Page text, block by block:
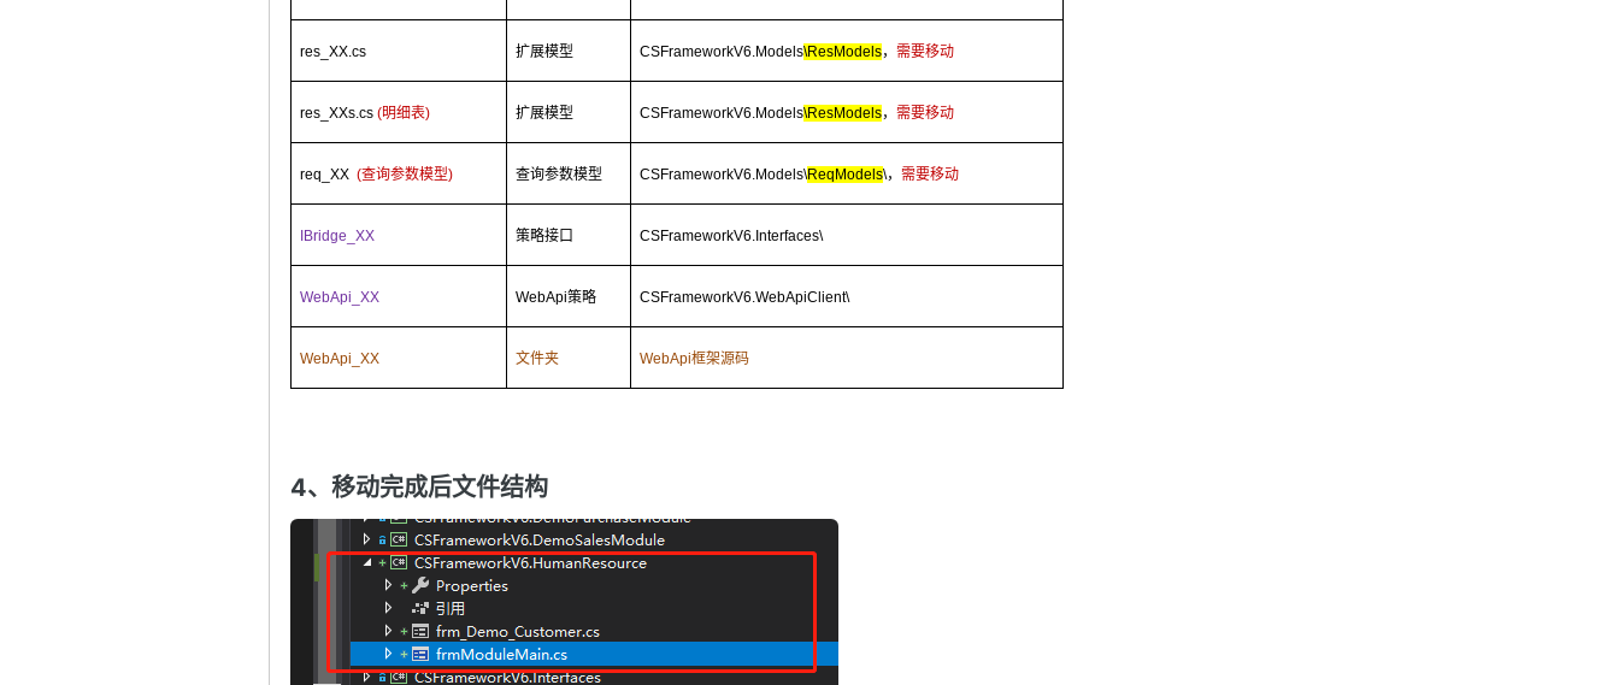
res_XX.cs 扩展模型 CSFrameworkV6.Models\ResModels，需要移动
res_XXs.cs(明细表) 扩展模型 CSFrameworkV6.Models\ResModels，需要移动
req_XX(查询参数模型) 查询参数模型 CSFrameworkV6.Models\ReqModels\，需要移动
IBridge_XX 策略接口 CSFrameworkV6.Interfaces\
WebApi_XX WebApi策略 CSFrameworkV6.WebApiClient\
WebApi_XX 文件夹 WebApi框架源码
4、移动完成后文件结构